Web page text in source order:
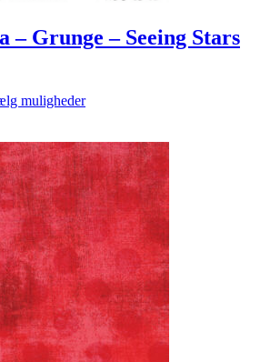
– Grunge – Seeing Stars
muligheder